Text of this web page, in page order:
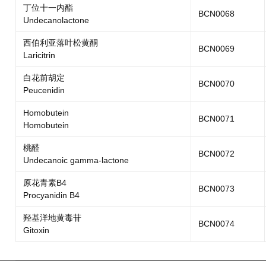
丁位十一内酯
Undecanolactone
BCN0068
西伯利亚落叶松黄酮
Laricitrin
BCN0069
白花前胡定
Peucenidin
BCN0070
Homobutein
Homobutein
BCN0071
桃醛
Undecanoic gamma-lactone
BCN0072
原花青素B4
Procyanidin B4
BCN0073
羟基洋地黄毒苷
Gitoxin
BCN0074